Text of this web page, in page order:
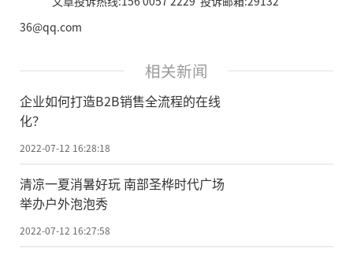
36@qq.com
相关新闻
企业如何打造B2B销售全流程的在线
化？
2022-07-12 16:28:18
清凉一夏消暑好玩 南部圣桦时代广场
举办户外泡泡秀
2022-07-12 16:27:58